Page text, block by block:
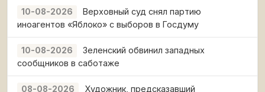
10-08-2026
Верховный суд снял партию
иноагентов «Яблоко» с выборов в Госдуму
10-08-2026
Зеленский обвинил западных
сообщников в саботаже
08-08-2026 Художник, предсказавший